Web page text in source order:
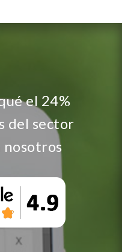
el 24%
del sector
nosotros